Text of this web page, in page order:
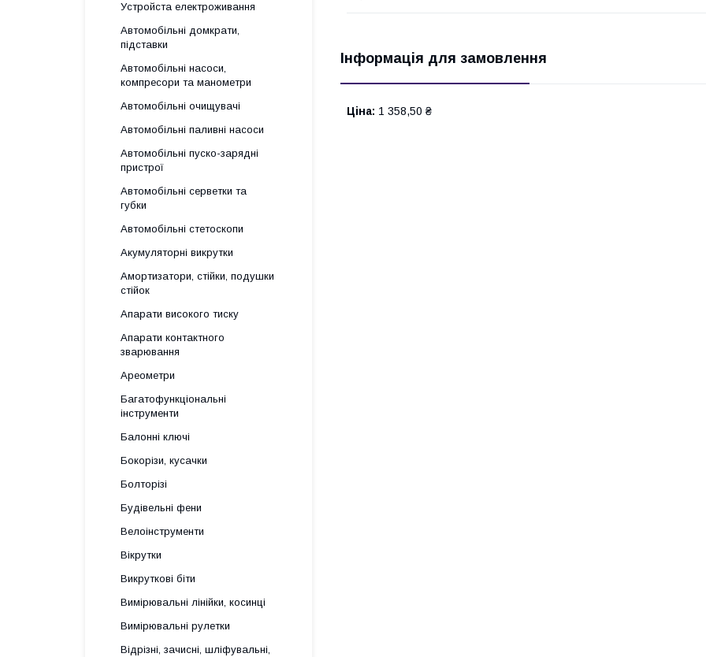
Інформація для замовлення
Ціна: 1 358,50 ₴
Уcтpoйстa елeктpoживання
Автомобільні домкрати,
підставки
Автомобільні насоси,
компресори та манометри
Автомобільні очищувачі
Автомобільні паливні насоси
Автомобільні пуско-зарядні
пристрої
Автомобільні серветки та
губки
Автомобільні стетоскопи
Акумуляторні викрутки
Амортизатори, стійки, подушки
стійок
Апарати високого тиску
Апарати контактного
зварювання
Ареометри
Багатофункціональні
інструменти
Балонні ключі
Бокорізи, кусачки
Болторізі
Будівельні фени
Велоінструменти
Вікрутки
Викруткові біти
Вимірювальні лінійки, косинці
Вимірювальні рулетки
Відрізні, зачисні, шліфувальні,